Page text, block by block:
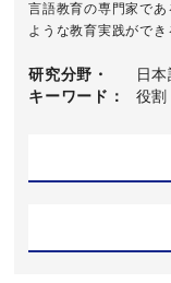
言語教育の専門家で
ような教育実践ができ
研究分野・
キーワード
日
役割